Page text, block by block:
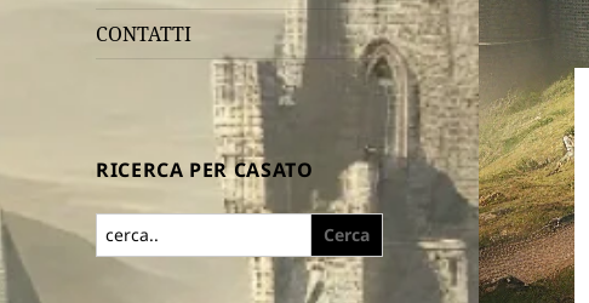
CONTATTI
RICERCA PER CASATO
Search
for: